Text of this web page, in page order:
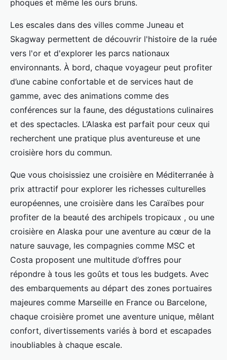
phoques et même les ours bruns.
Les escales dans des villes comme Juneau et
Skagway permettent de découvrir l'histoire de la ruée
vers l'or et d'explorer les parcs nationaux
environnants. À bord, chaque voyageur peut profiter
d’une cabine confortable et de services haut de
gamme, avec des animations comme des
conférences sur la faune, des dégustations culinaires
et des spectacles. L’Alaska est parfait pour ceux qui
recherchent une pratique plus aventureuse et une
croisière hors du commun.
Que vous choisissiez une croisière en Méditerranée à
prix attractif pour explorer les richesses culturelles
européennes, une croisière dans les Caraïbes pour
profiter de la beauté des archipels tropicaux , ou une
croisière en Alaska pour une aventure au cœur de la
nature sauvage, les compagnies comme MSC et
Costa proposent une multitude d’offres pour
répondre à tous les goûts et tous les budgets. Avec
des embarquements au départ des zones portuaires
majeures comme Marseille en France ou Barcelone,
chaque croisière promet une aventure unique, mêlant
confort, divertissements variés à bord et escapades
inoubliables à chaque escale.